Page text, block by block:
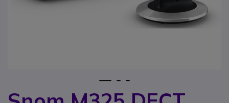
Ga naar het begin van de afbeeldingen-gallerij